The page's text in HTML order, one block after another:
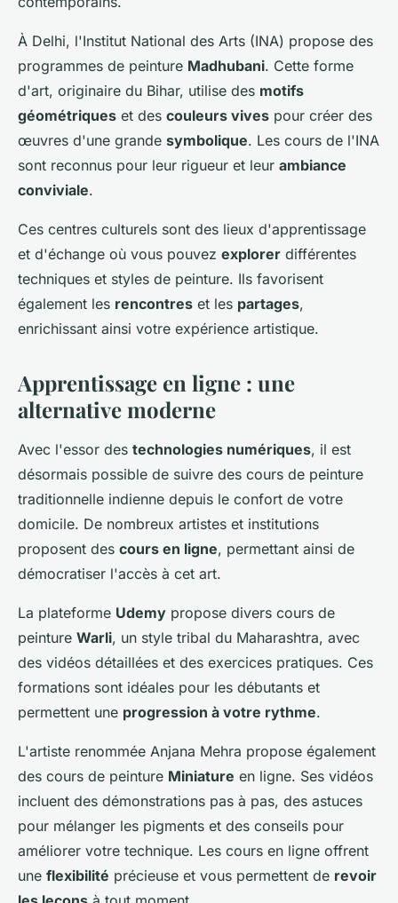
À Delhi, l'Institut National des Arts (INA) propose des
programmes de peinture Madhubani. Cette forme
d'art, originaire du Bihar, utilise des motifs
géométriques et des couleurs vives pour créer des
œuvres d'une grande symbolique. Les cours de l'INA
sont reconnus pour leur rigueur et leur ambiance
conviviale.
Ces centres culturels sont des lieux d'apprentissage
et d'échange où vous pouvez explorer différentes
techniques et styles de peinture. Ils favorisent
également les rencontres et les partages,
enrichissant ainsi votre expérience artistique.
Apprentissage en ligne : une
alternative moderne
Avec l'essor des technologies numériques, il est
désormais possible de suivre des cours de peinture
traditionnelle indienne depuis le confort de votre
domicile. De nombreux artistes et institutions
proposent des cours en ligne, permettant ainsi de
démocratiser l'accès à cet art.
La plateforme Udemy propose divers cours de
peinture Warli, un style tribal du Maharashtra, avec
des vidéos détaillées et des exercices pratiques. Ces
formations sont idéales pour les débutants et
permettent une progression à votre rythme.
L'artiste renommée Anjana Mehra propose également
des cours de peinture Miniature en ligne. Ses vidéos
incluent des démonstrations pas à pas, des astuces
pour mélanger les pigments et des conseils pour
améliorer votre technique. Les cours en ligne offrent
une flexibilité précieuse et vous permettent de revoir